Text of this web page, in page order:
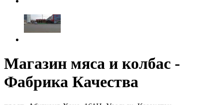
Магазин мяса и колбас -
Фабрика Качества